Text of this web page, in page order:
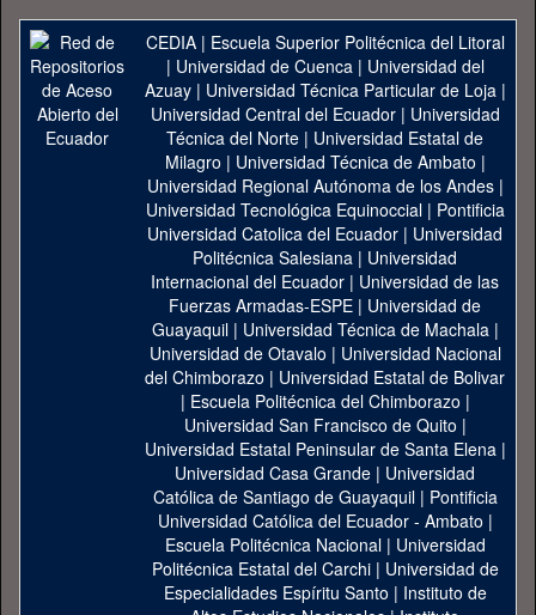
CEDIA| Escuela Superior Politécnica del Litoral
| Universidad de Cuenca| Universidad del
Azuay| Universidad Técnica Particular de Loja|
Universidad Central del Ecuador| Universidad
Técnica del Norte | Universidad Estatal de
Milagro | Universidad Técnica de Ambato |
Universidad Regional Autónoma de los Andes|
Universidad Tecnológica Equinoccial| Pontificia
Universidad Catolica del Ecuador | Universidad
Politécnica Salesiana | Universidad
Internacional del Ecuador | Universidad de las
Fuerzas Armadas-ESPE | Universidad de
Guayaquil| Universidad Técnica de Machala|
Universidad de Otavalo | Universidad Nacional
del Chimborazo | Universidad Estatal de Bolivar
| Escuela Politécnica del Chimborazo |
Universidad San Francisco de Quito |
Universidad Estatal Peninsular de Santa Elena|
Universidad Casa Grande | Universidad
Católica de Santiago de Guayaquil| Pontificia
Universidad Católica del Ecuador - Ambato |
Escuela Politécnica Nacional| Universidad
Politécnica Estatal del Carchi| Universidad de
Especialidades Espíritu Santo | Instituto de